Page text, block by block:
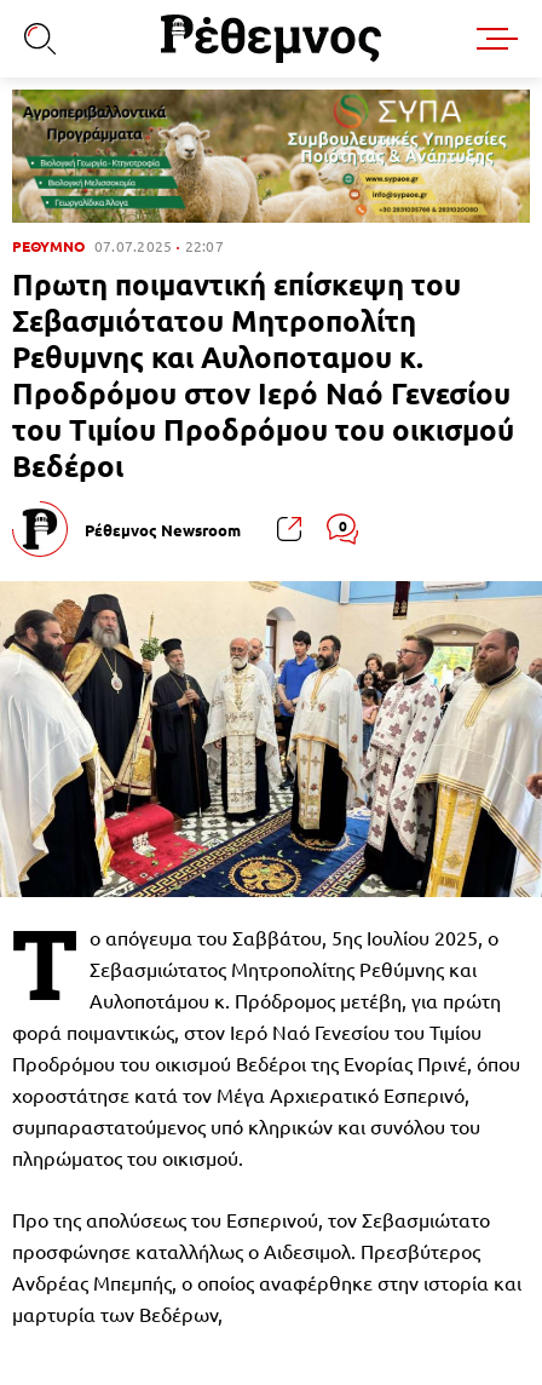
ΡΕΘΥΜΝΟ 07.07.2025 22:07
Πρωτη ποιμαντική επίσκεψη του
Σεβασμιότατου Μητροπολίτη
Ρεθυμνης και Αυλοποταμου κ.
Προδρόμου στον Ιερό Ναό Γενεσίου
του Τιμίου Προδρόμου του οικισμού
Βεδέροι
Ρέθεμνος Newsroom 0
Τ ο απόγευμα του Σαββάτου, 5ης Ιουλίου 2025, ο
Σεβασμιώτατος Μητροπολίτης Ρεθύμνης και
Αυλοποτάμου κ. Πρόδρομος μετέβη, για πρώτη
φορά ποιμαντικώς, στον Ιερό Ναό Γενεσίου του Τιμίου
Προδρόμου του οικισμού Βεδέροι της Ενορίας Πρινέ, όπου
χοροστάτησε κατά τον Μέγα Αρχιερατικό Εσπερινό,
συμπαραστατούμενος υπό κληρικών και συνόλου του
πληρώματος του οικισμού.
Προ της απολύσεως του Εσπερινού, τον Σεβασμιώτατο
προσφώνησε καταλλήλως ο Αιδεσιμολ. Πρεσβύτερος
Ανδρέας Μπεμπής, ο οποίος αναφέρθηκε στην ιστορία και
μαρτυρία των Βεδέρων,